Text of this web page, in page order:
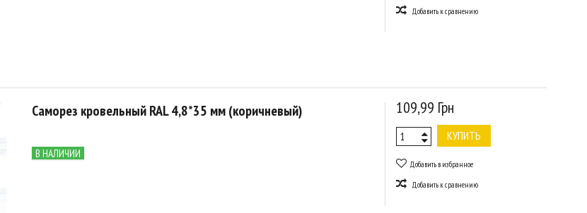
Добавить к сравнению
Саморез кровельный RAL 4,8*35 мм (коричневый)
В НАЛИЧИИ
109,99 Грн
КУПИТЬ
Добавить в избранное
Добавить к сравнению